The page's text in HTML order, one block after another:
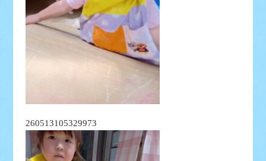
260513105329973